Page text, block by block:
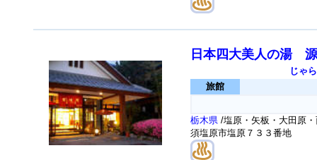
日本四大美人の湯
じゃ
旅館
栃木県 /塩原・矢板・大田原
須塩原市塩原７３３番地